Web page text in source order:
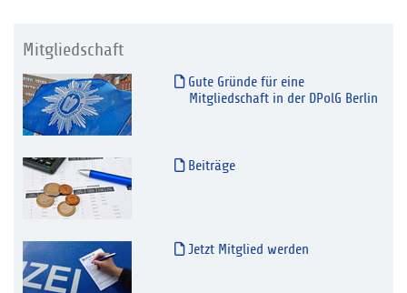
Mitgliedschaft
Gute Gründe für eine
Mitgliedschaft in der DPolG Berlin
Beiträge
Jetzt Mitglied werden